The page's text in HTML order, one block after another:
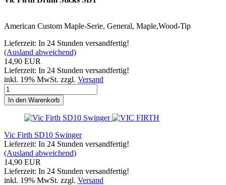
American Custom Maple-Serie, General, Maple,Wood-Tip
Lieferzeit: In 24 Stunden versandfertig!
(Ausland abweichend)
14,90 EUR
Lieferzeit: In 24 Stunden versandfertig!
inkl. 19% MwSt. zzgl. Versand
In den Warenkorb
Vic Firth SD10 Swinger
Lieferzeit: In 24 Stunden versandfertig!
(Ausland abweichend)
14,90 EUR
Lieferzeit: In 24 Stunden versandfertig!
inkl. 19% MwSt. zzgl. Versand